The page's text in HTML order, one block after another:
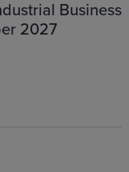
Business
2027